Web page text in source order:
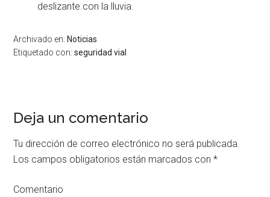
deslizante con la lluvia.
Archivado en: Noticias
Etiquetado con:seguridad vial
Interacciones
con
los
lectores
Deja un comentario
Tu dirección de correo electrónico no será publicada.
Los campos obligatorios están marcados con*
Comentario